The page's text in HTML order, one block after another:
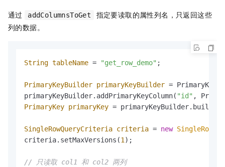
通过 addColumnsToGet
指定要读取的属性列名，只返回这些
列的数据。
String tableName = "get_row_demo" ;
PrimaryKeyBuilder primaryKeyBuilder =
primaryKeyBuilder.addPrimaryKeyColumn( "id" ,
PrimaryKey primaryKey = primaryKeyBuilder.build();
SingleRowQueryCriteria criteria = new
criteria.setMaxVersions(1 );
// 只读取 col1 和 col2 两列